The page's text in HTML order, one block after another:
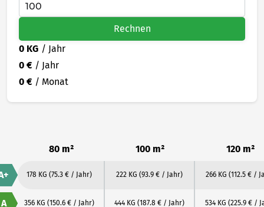
Rechnen
0 KG / Jahr
0 € / Jahr
0 € / Monat
80 m² 100 m² 120 m²
178 KG (75.3 € / Jahr) 222 KG (93.9 € / Jahr) 266 KG (112.5 € /
A 356 KG (150.6 € / Jahr) 444 KG (187.8 € / Jahr) 534 KG (225.9 € /